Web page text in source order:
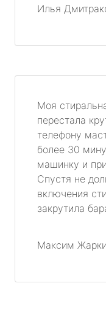
Илья
Моя
перестала
телефону
более 30
машинку и
Спустя не
включения
закрутила
Максим